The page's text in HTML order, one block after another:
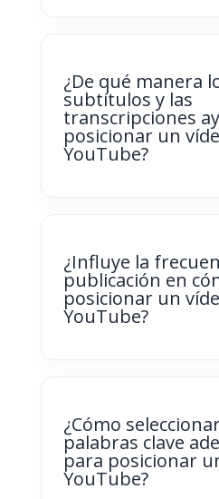
¿De qué manera
subtítulos y las
transcripciones
posicionar un
YouTube?
¿Influye la
publicación en
posicionar un
YouTube?
¿Cómo
palabras clave
para posicionar
YouTube?